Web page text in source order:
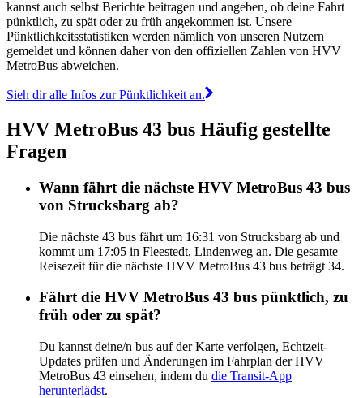
kannst auch selbst Berichte beitragen und angeben, ob deine Fahrt
pünktlich, zu spät oder zu früh angekommen ist. Unsere
Pünktlichkeitsstatistiken werden nämlich von unseren Nutzern
gemeldet und können daher von den offiziellen Zahlen von HVV
MetroBus abweichen.
Sieh dir alle Infos zur Pünktlichkeit an.
HVV MetroBus 43 bus Häufig gestellte
Fragen
Wann fährt die nächste HVV MetroBus 43 bus
von Strucksbarg ab?
Die nächste 43 bus fährt um 16:31 von Strucksbarg ab und
kommt um 17:05 in Fleestedt, Lindenweg an. Die gesamte
Reisezeit für die nächste HVV MetroBus 43 bus beträgt 34.
Fährt die HVV MetroBus 43 bus pünktlich, zu
früh oder zu spät?
Du kannst deine/n bus auf der Karte verfolgen, Echtzeit-
Updates prüfen und Änderungen im Fahrplan der HVV
MetroBus 43 einsehen, indem du die Transit-App
herunterlädst.